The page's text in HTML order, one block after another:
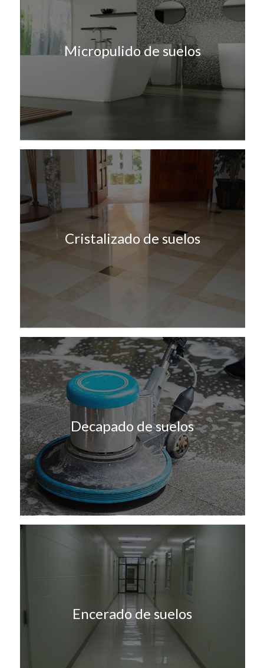
Micropulido de suelos
Cristalizado de suelos
Decapado de suelos
Encerado de suelos